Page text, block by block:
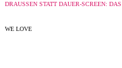
DRAUSSEN STATT DAUER-SCREEN:
WE LOVE